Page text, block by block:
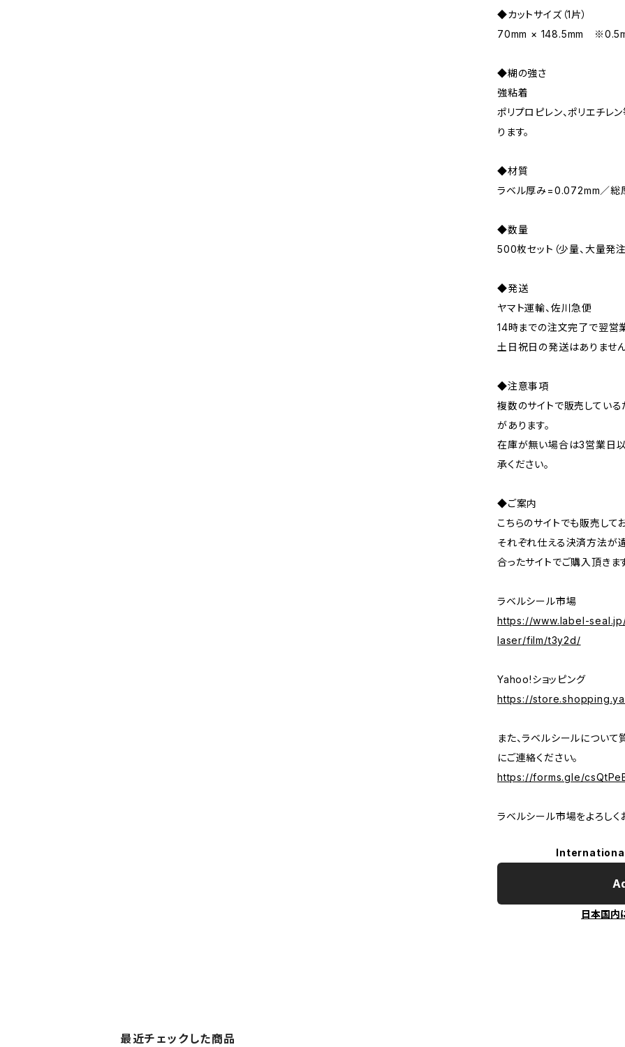
◆カットサイズ（1片）
70mm × 148.5mm
◆糊の強さ
強粘着
ポリプロピレン、ポリエチ
ります。
◆材質
ラベル厚み=0.072mm／総
◆数量
500枚セット（少量、大量発
◆発送
ヤマト運輸、佐川急便
14時までの注文完了で翌営
土日祝日の発送はありませ
◆注意事項
複数のサイトで販売してい
があります。
在庫が無い場合は3営業日
承ください。
◆ご案内
こちらのサイトでも販売してお
それぞれ仕える決済方法が
合ったサイトでご購入頂きま
ラベルシール市場
https://www.label-
laser/film/t3y2d/
Yahoo!ショッピング
https://
また、ラベルシールについ
にご連絡ください。
https://forms.gle/
ラベルシール市場をよろしく
日本国内
最近チェックした商品